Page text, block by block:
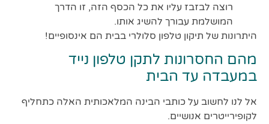
רוצה לבזבז עליו את כל הכסף הזה, זו הדרך
המושלמת עבורך להשיג אותו.
היתרונות של תיקון טלפון סלולרי בבית הם אינסופיים!
מהם החסרונות לתקן טלפון נייד
במעבדה עד הבית
אל לנו לחשוב על כותבי הבינה המלאכותית האלה כתחליף
לקופירייטרים אנושיים.